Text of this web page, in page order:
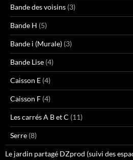
Bande des voisins (3)
Bande H (5)
Bande i (Murale) (3)
Bande Lise (4)
Caisson E (4)
Caisson F (4)
Les carrés A B et C (11)
Serre (8)
Le jardin partagé DZprod (suivi des